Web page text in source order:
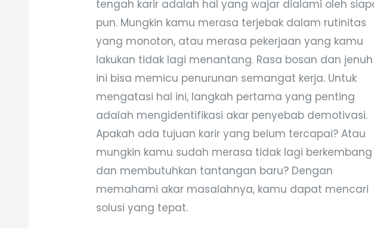
tengah karir adalah hal yang wajar dialami oleh
pun. Mungkin kamu merasa terjebak dalam rutinitas
yang monoton, atau merasa pekerjaan yang kamu
lakukan tidak lagi menantang. Rasa bosan dan jenuh
ini bisa memicu penurunan semangat kerja. Untuk
mengatasi hal ini, langkah pertama yang penting
adalah mengidentifikasi akar penyebab demotivasi.
Apakah ada tujuan karir yang belum tercapai? Atau
mungkin kamu sudah merasa tidak lagi berkembang
dan membutuhkan tantangan baru? Dengan
memahami akar masalahnya, kamu dapat mencari
solusi yang tepat.